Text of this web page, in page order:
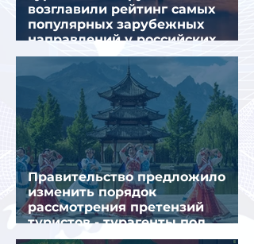
возглавили рейтинг самых
популярных зарубежных
направлений у российских
туристов летом
Правительство предложило
изменить порядок
рассмотрения претензий
туристов - турагенты под
ударом!